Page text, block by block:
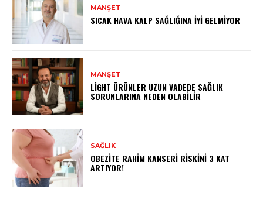
MANŞET
SICAK HAVA KALP SAĞLIĞINA İYI GELMIYOR
MANŞET
LIGHT ÜRÜNLER UZUN VADEDE SAĞLIK
SORUNLARINA NEDEN OLABILIR
SAĞLIK
OBEZITE RAHIM KANSERI RISKINI 3 KAT
ARTIYOR!